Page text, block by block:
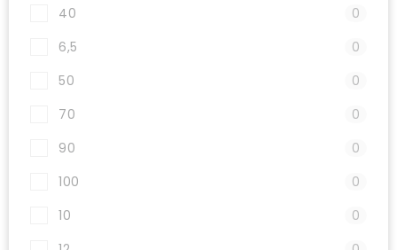
40
0
6,5
0
50
0
70
0
90
0
100
0
10
0